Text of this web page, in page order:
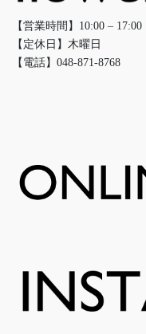
【営業時間】10:00 – 17:00
【定休日】木曜日
【電話】048-871-8768